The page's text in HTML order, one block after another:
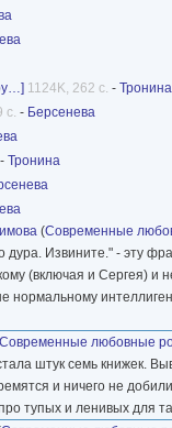
1124K, 262 с. - Тронина
с. - Берсенева
- Тронина
(Современные
Извините." - эту
(включая и Сергея) и
нормальному
Современные любовные
штук семь книжек.
и ничего не
тупых и ленивых для